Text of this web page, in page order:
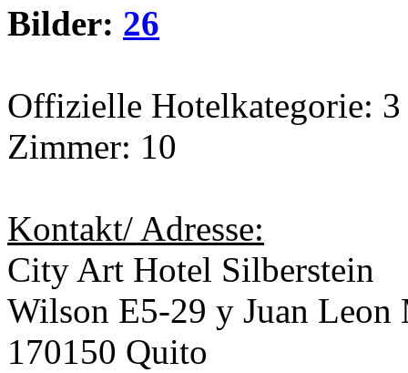
Bilder: 26
Offizielle Hotelkategorie: 3
Zimmer: 10
Kontakt/ Adresse:
City Art Hotel Silberstein
Wilson E5-29 y Juan Leon
170150 Quito